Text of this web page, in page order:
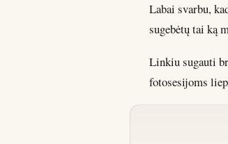
Labai svarbu,
sugebėtų tai ką
Linkiu sugauti
fotosesijoms